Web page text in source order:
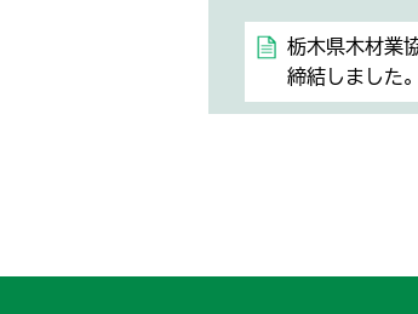
栃木県木材業
締結しました。